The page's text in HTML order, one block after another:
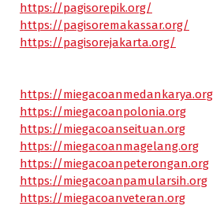
https://pagisorepik.org/
https://pagisoremakassar.org/
https://pagisorejakarta.org/
https://miegacoanmedankarya.org
https://miegacoanpolonia.org
https://miegacoanseituan.org
https://miegacoanmagelang.org
https://miegacoanpeterongan.org
https://miegacoanpamularsih.org
https://miegacoanveteran.org